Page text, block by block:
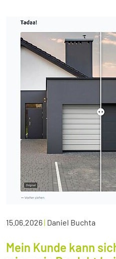
15.06.2026| Daniel Buchta
Mein Kunde kann